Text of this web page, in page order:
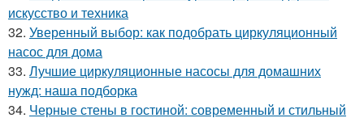
искусство и техника
32. Уверенный выбор: как подобрать циркуляционный
насос для дома
33. Лучшие циркуляционные насосы для домашних
нужд: наша подборка
34. Черные стены в гостиной: современный и стильный